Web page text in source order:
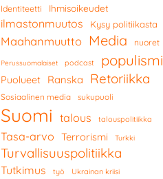
Identiteetti Ihmisoikeudet
ilmastonmuutos Kysy politiikasta
Maahanmuutto Media nuoret
Perussuomalaiset podcast populismi
Puolueet Ranska Retoriikka
Sosiaalinen media sukupuoli
Suomi talous talouspolitiikka
Tasa-arvo Terrorismi Turkki
Turvallisuuspolitiikka
Tutkimus työ Ukrainan kriisi